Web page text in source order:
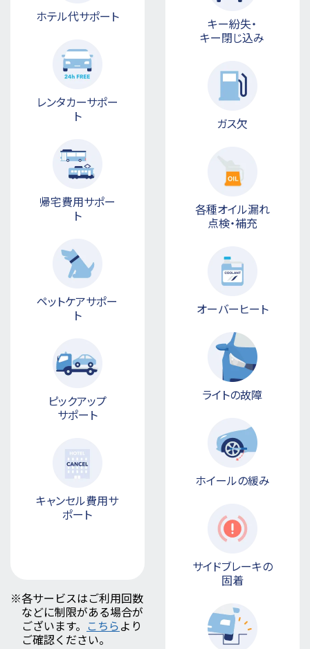
ホテル代サポート
レンタカーサポー
ト
帰宅費用サポー
ト
ペットケアサポー
ト
ピックアップ
サポート
キャンセル費用サ
ポート
※各サービスはご利用回数
などに制限がある場合が
ございます。 こちらより
ご確認ください。
キー紛失・
キー閉じ込み
ガス欠
各種オイル漏れ
点検・補充
オーバーヒート
ライトの故障
ホイールの緩み
サイドブレーキの
固着